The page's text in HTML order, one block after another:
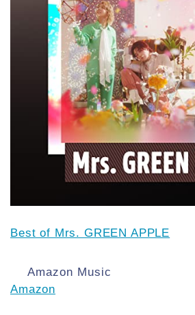
Best of Mrs. GREEN APPLE
Amazon Music
Amazon